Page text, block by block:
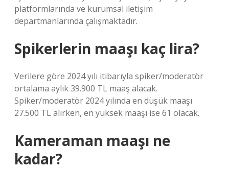
platformlarında ve kurumsal iletişim
departmanlarında çalışmaktadır.
Spikerlerin maaşı kaç lira?
Verilere göre 2024 yılı itibarıyla spiker/moderatör
ortalama aylık 39.900 TL maaş alacak.
Spiker/moderatör 2024 yılında en düşük maaşı
27.500 TL alırken, en yüksek maaşı ise 61 olacak.
Kameraman maaşı ne
kadar?